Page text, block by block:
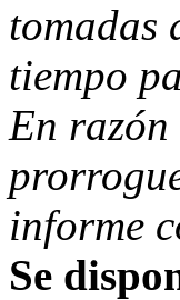
tomadas
tiempo
En razón
informe
Se